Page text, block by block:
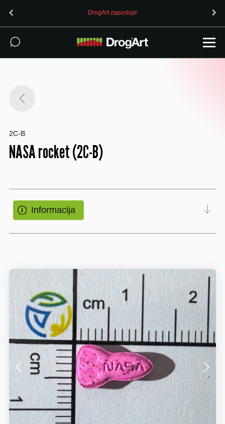
DrogArt zaposluje
2C-B
NASA rocket (2C-B)
Informacija